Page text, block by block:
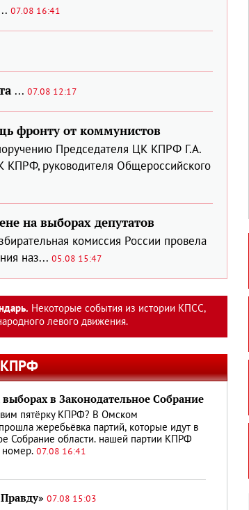
07.08 16:41
... 07.08 12:17
фронту от коммунистов
Председателя ЦК КПРФ Г.А.
КПРФ, руководителя Общероссийского
на выборах депутатов
комиссия России провела
наз... 05.08 15:47
Некоторые события из истории КПСС,
левого движения.
в Законодательное Собрание
пятёрку КПРФ? В Омском
жеребьёвка партий, которые идут в
Собрание области. нашей партии КПРФ
номер. 07.08 16:41
07.08 15:03